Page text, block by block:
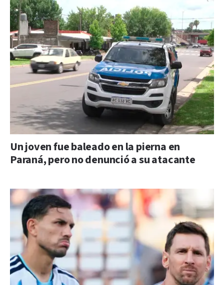
Un joven fue baleado en la pierna en
Paraná, pero no denunció a su atacante